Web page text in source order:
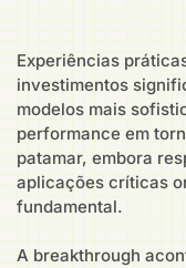
Experiências
investimentos
modelos mais
performance em
patamar, embora
aplicações críticas
fundamental.
A breakthrough